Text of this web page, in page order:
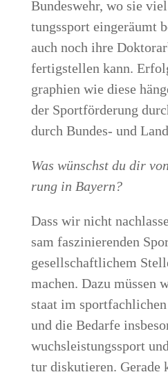
Bun­des­wehr, wo sie
tungs­sport ein­ge­räumt
auch noch ihre
fer­tig­stel­len kann.
gra­phien wie die­se
der Sport­för­de­rung
durch Bun­des- und
Was wünschst du dir
rung in Bayern?
Dass wir nicht
sam fas­zi­nie­ren­den
gesell­schaft­li­chem
machen. Dazu
staat im
und die Bedar­fe
wuchs­leis­tungs­sport
tur dis­ku­tie­ren. Gera­de